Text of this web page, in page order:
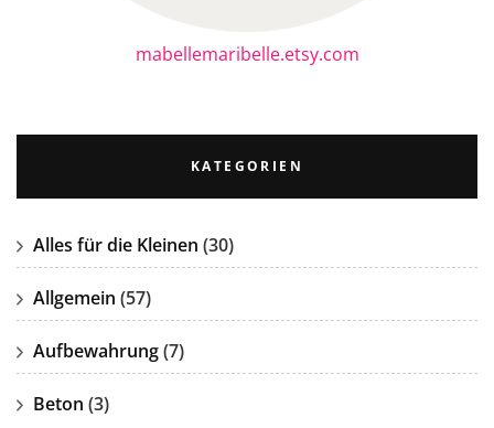
mabellemaribelle.etsy.com
KATEGORIEN
Alles für die Kleinen (30)
Allgemein (57)
Aufbewahrung(7)
Beton (3)